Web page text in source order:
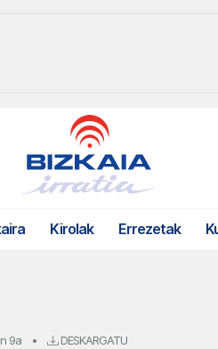
Kirolak Errezetak
9a • DESKARGATU